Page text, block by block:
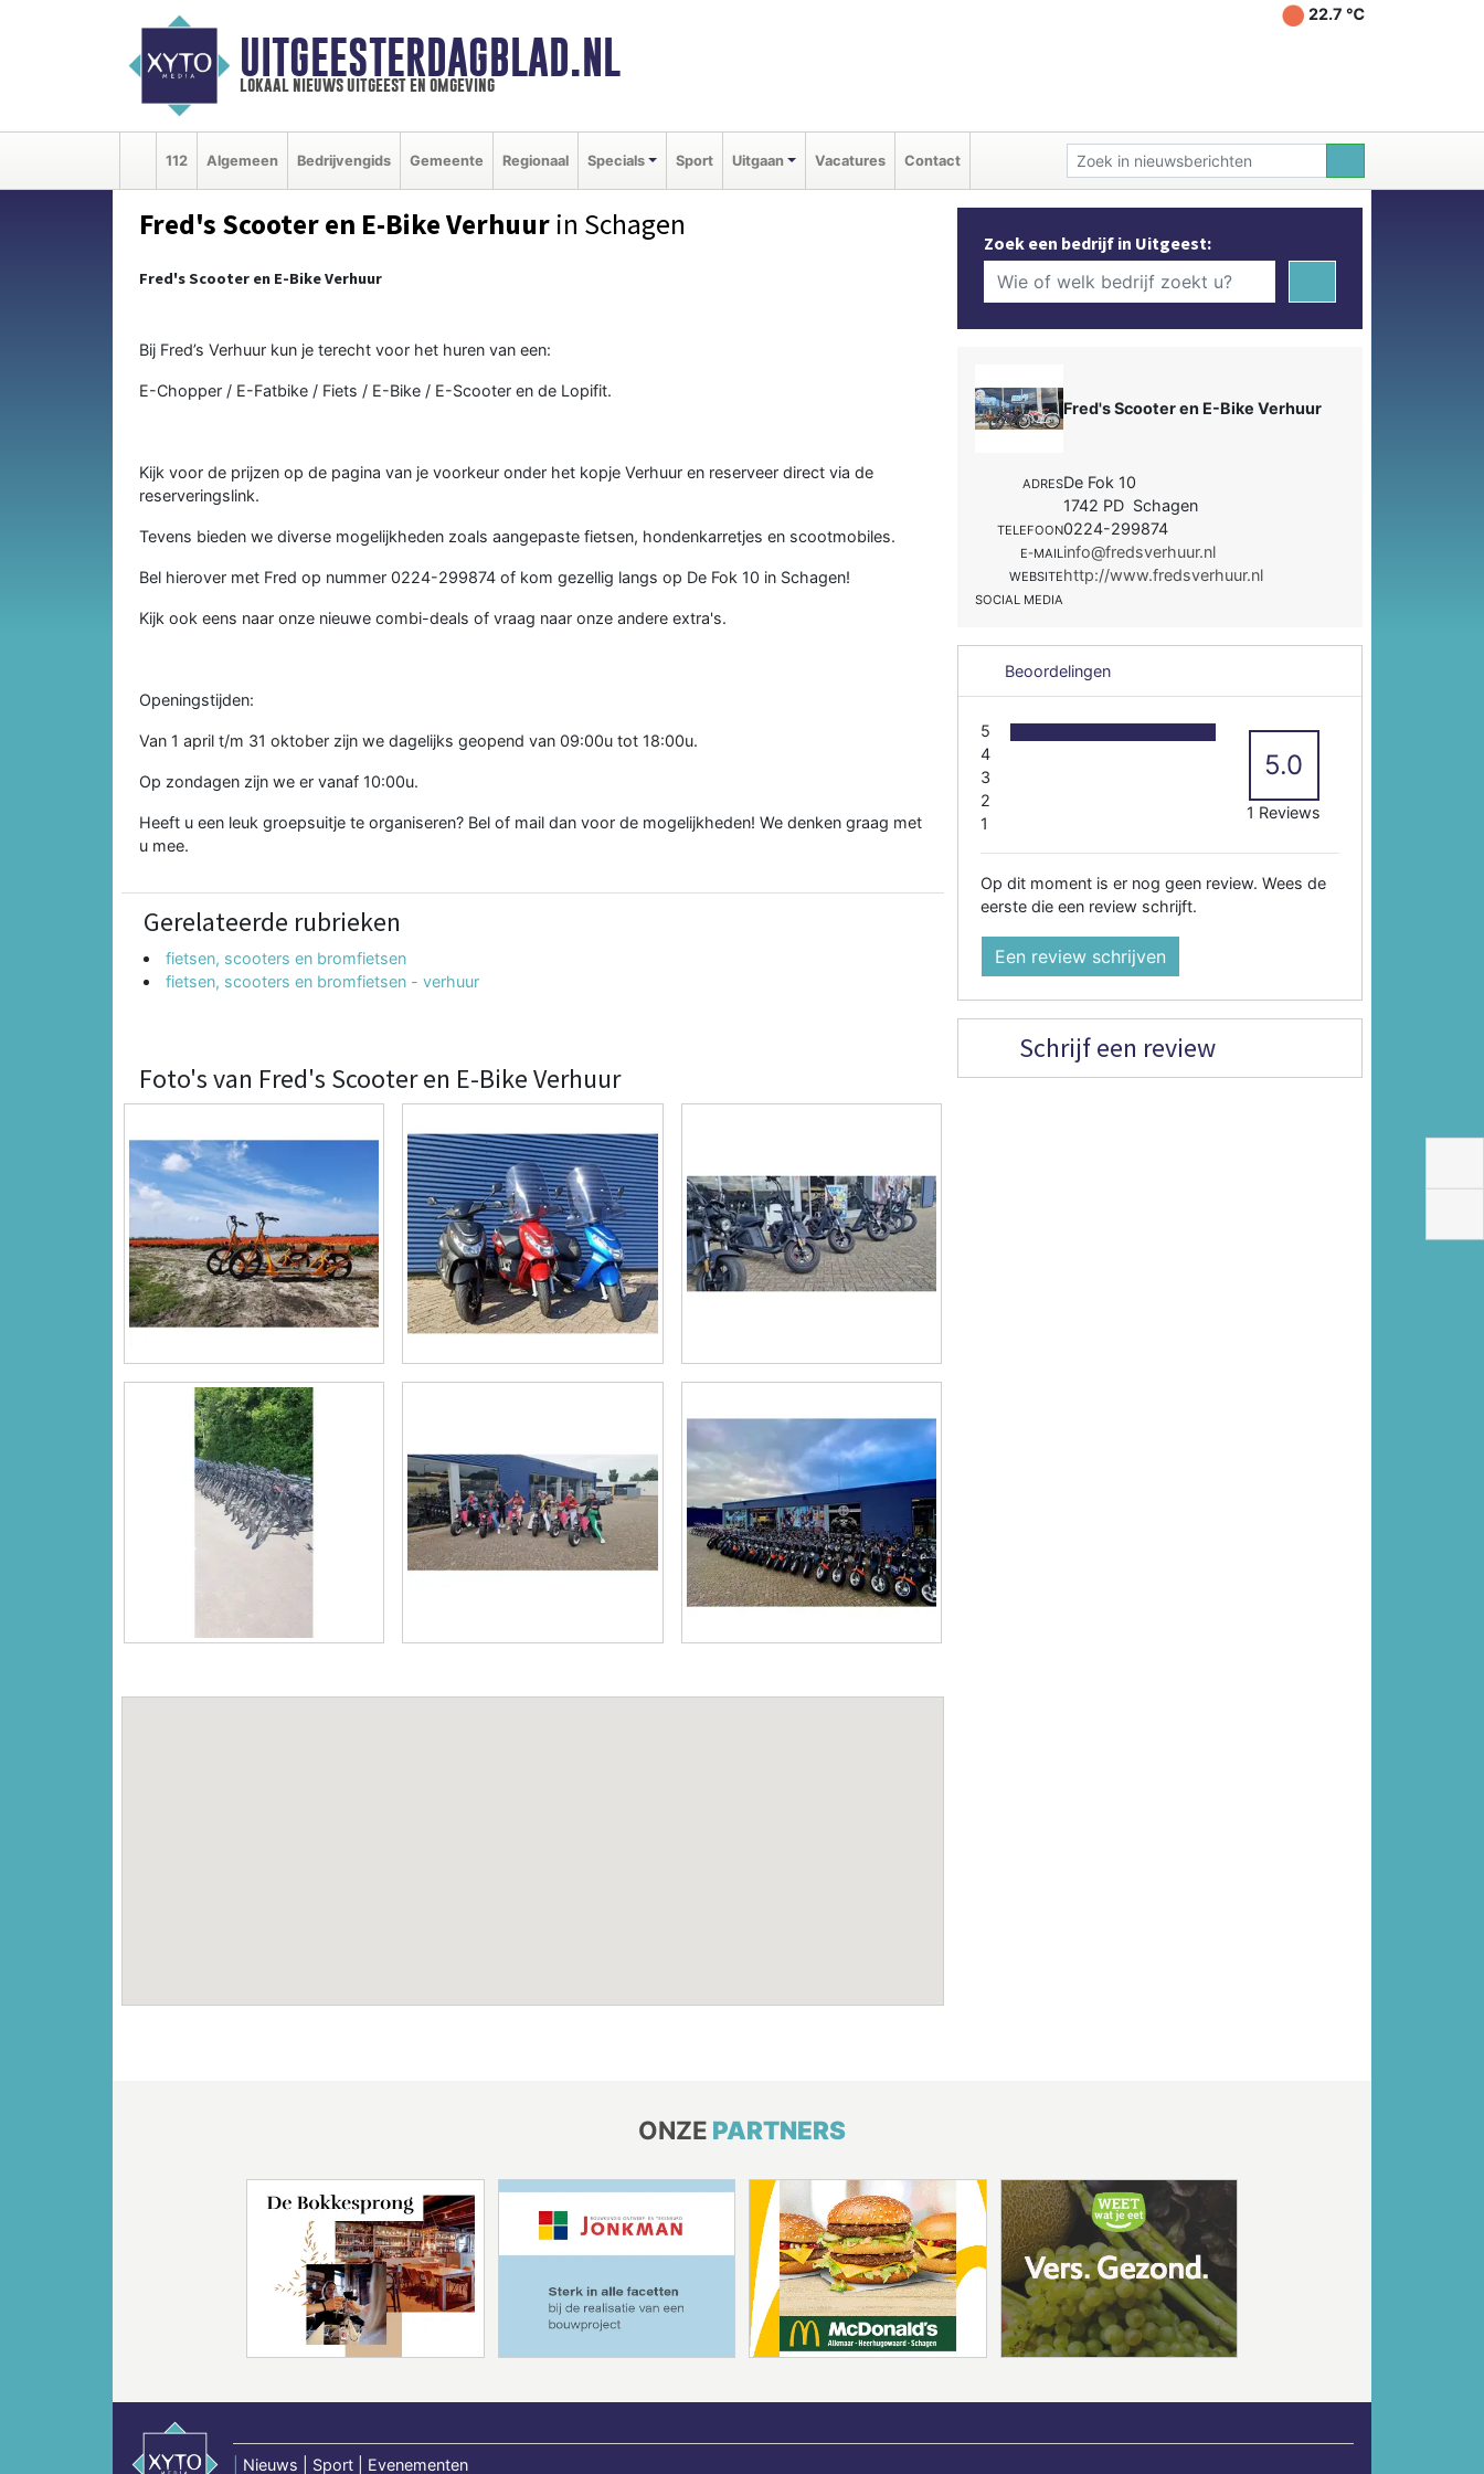
UITGEESTERDAGBLAD.NL
lokaal nieuws uitgeest en omgeving
22.7 ℃
112 Algemeen Bedrijvengids Gemeente Regionaal Specials Sport Uitgaan Vacatures Contact
Fred's Scooter en E-Bike Verhuur in Schagen
Fred's Scooter en E-Bike Verhuur
Bij Fred’s Verhuur kun je terecht voor het huren van een:
E-Chopper / E-Fatbike / Fiets / E-Bike / E-Scooter en de Lopifit.
Kijk voor de prijzen op de pagina van je voorkeur onder het kopje Verhuur en reserveer direct via de
reserveringslink.
Tevens bieden we diverse mogelijkheden zoals aangepaste fietsen, hondenkarretjes en scootmobiles.
Bel hierover met Fred op nummer 0224-299874 of kom gezellig langs op De Fok 10 in Schagen!
Kijk ook eens naar onze nieuwe combi-deals of vraag naar onze andere extra's.
Openingstijden:
Van 1 april t/m 31 oktober zijn we dagelijks geopend van 09:00u tot 18:00u.
Op zondagen zijn we er vanaf 10:00u.
Heeft u een leuk groepsuitje te organiseren? Bel of mail dan voor de mogelijkheden! We denken graag met
u mee.
Gerelateerde rubrieken
fietsen, scooters en bromfietsen
fietsen, scooters en bromfietsen - verhuur
Foto's van Fred's Scooter en E-Bike Verhuur
Zoek een bedrijf in Uitgeest:
Fred's Scooter en E-Bike Verhuur
ADRESDe Fok 10
1742 PD Schagen
TELEFOON0224-299874
E-MAILinfo@fredsverhuur.nl
WEBSITEhttp://www.fredsverhuur.nl
SOCIAL MEDIA
Beoordelingen
5
4
3
2
1
5.0
1 Reviews
Op dit moment is er nog geen review. Wees de
eerste die een review schrijft.
Een review schrijven
Schrijf een review
ONZE PARTNERS
Nieuws | Sport | Evenementen